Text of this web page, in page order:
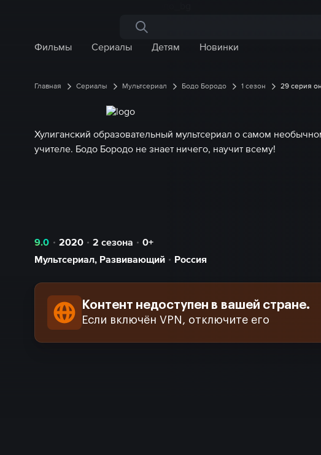
Поиск по сайту
Фильмы
Сериалы Детям Новинки
Главная Сериалы Мультсериал Бодо Бородо 1 сезон 29 серия
Хулиганский образовательный мультсериал о самом
учителе. Бодо Бородо не знает ничего, научит всему!
9.0 2020 2 сезона
0+
Мультсериал, Развивающий Россия
Контент недоступен в вашей стране.
Если включён VPN, отключите его